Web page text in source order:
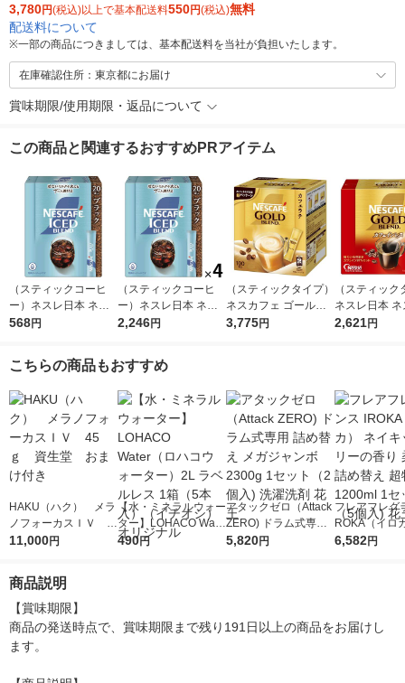
3,780円(税込)以上で基本配送料550円(税込)無料
配送料について
※一部の商品につきましては、基本配送料を当社が負担いたします。
在庫確認住所：東京都にお届け
賞味期限/使用期限・返品について
この商品と関連するおすすめPRアイテム
（スティックコーヒ
ー）ネスレ日本 ネス
カフェ アイスブレン
568円
（スティックコーヒ
ー）ネスレ日本 ネス
カフェ アイスブレン
4箱）
2,246円
（スティックタイプ）
ネスカフェ ゴールド
ブレンドコーヒーミッ
3,775円
（スティック
ネスレ日本
ェゴールドブ
2,621円
こちらの商品もおすすめ
HAKU（ハク） メラ
ノフォーカスＩＶ 4
5ｇ 資生堂 おまけ
11,000円
【水・ミネラルウォー
ター】LOHACO Wate
r（ロハコウォータ
490円
アタックゼロ（Attack
ZERO) ドラム式専用
詰め替え メガジャン
5,820円
フレアフレグ
ROKA（イロ
イキッドリリ
6,582円
商品説明
【賞味期限】
商品の発送時点で、賞味期限まで残り191日以上の商品をお届けし
ます。